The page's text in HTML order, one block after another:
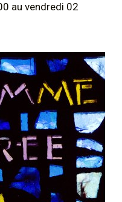
au vendredi 02